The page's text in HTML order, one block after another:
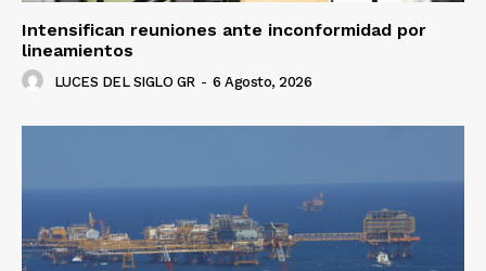
Intensifican reuniones ante inconformidad por
lineamientos
LUCES DEL SIGLO GR - 6 Agosto, 2026